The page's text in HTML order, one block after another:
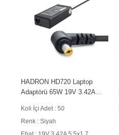
HADRON HD720 Laptop
Adaptörü 65W 19V 3.42A
Koli İçi Adet : 50
Renk : Siyah